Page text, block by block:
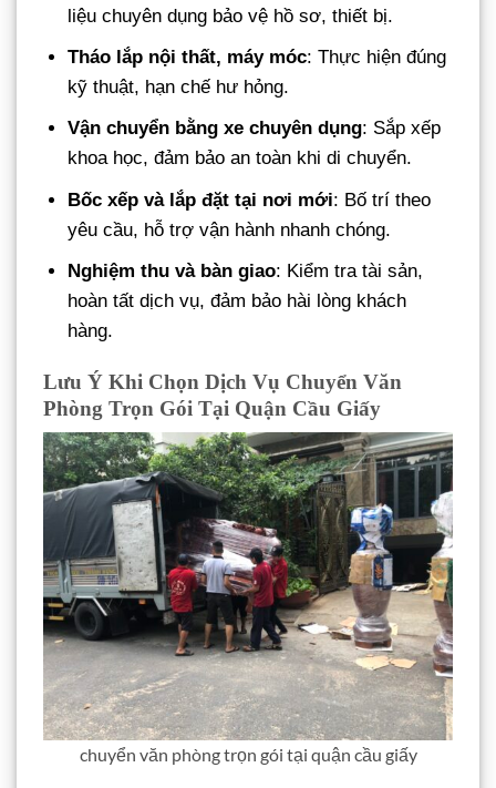
liệu chuyên dụng bảo vệ hồ sơ, thiết bị.
Tháo lắp nội thất, máy móc: Thực hiện đúng
kỹ thuật, hạn chế hư hỏng.
Vận chuyển bằng xe chuyên dụng: Sắp xếp
khoa học, đảm bảo an toàn khi di chuyển.
Bốc xếp và lắp đặt tại nơi mới: Bố trí theo
yêu cầu, hỗ trợ vận hành nhanh chóng.
Nghiệm thu và bàn giao: Kiểm tra tài sản,
hoàn tất dịch vụ, đảm bảo hài lòng khách
hàng.
Lưu Ý Khi Chọn Dịch Vụ Chuyển Văn
Phòng Trọn Gói Tại Quận Cầu Giấy
chuyển văn phòng trọn gói tại quận cầu giấy